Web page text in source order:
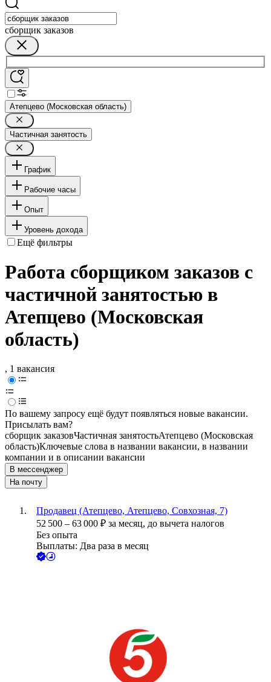
сборщик заказов
Атепцево (Московская область)
Частичная занятость
График
Рабочие часы
Опыт
Уровень дохода
Ещё фильтры
Работа сборщиком заказов с
частичной занятостью в
Атепцево (Московская
область)
, 1 вакансия
По вашему запросу ещё будут появляться новые вакансии.
Присылать вам?
сборщик заказовЧастичная занятостьАтепцево (Московская
область)Ключевые слова в названии вакансии, в названии
компании и в описании вакансии
В мессенджер
На почту
Продавец (Атепцево, Атепцево, Совхозная, 7)
52 500 – 63 000 ₽ за месяц, до вычета налогов
Без опыта
Выплаты: Два раза в месяц